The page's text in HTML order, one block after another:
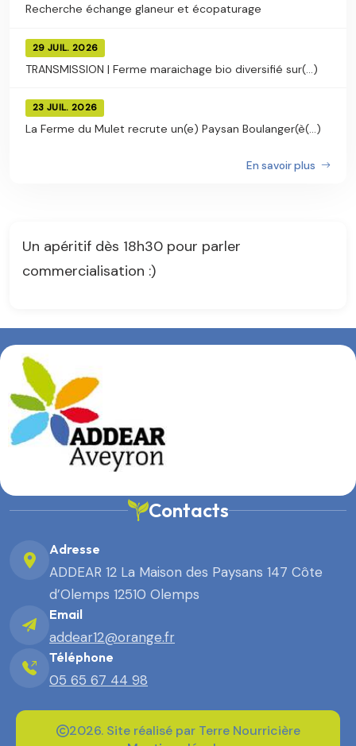
Recherche échange glaneur et écopaturage
29 JUIL. 2026
TRANSMISSION | Ferme maraichage bio diversifié sur(...)
23 JUIL. 2026
La Ferme du Mulet recrute un(e) Paysan Boulanger(è(...)
En savoir plus
Un apéritif dès 18h30 pour parler
commercialisation :)
Contacts
Adresse
ADDEAR 12 La Maison des Paysans 147 Côte
d’Olemps 12510 Olemps
Email
addear12@orange.fr
Téléphone
05 65 67 44 98
2026. Site réalisé par Terre Nourricière